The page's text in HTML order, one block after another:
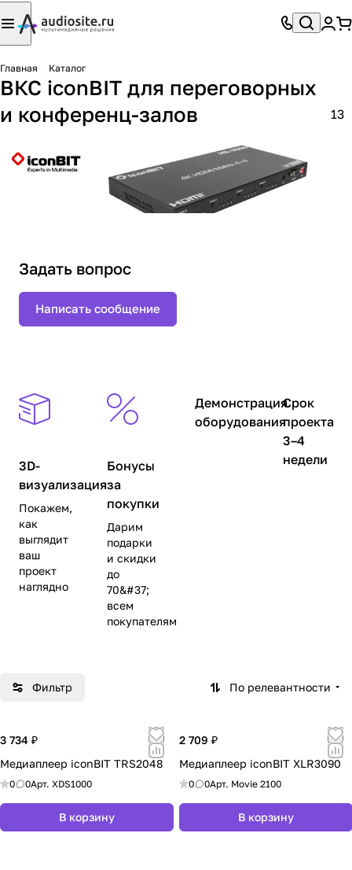
Главная Каталог
ВКС iconBIT для переговорных
и конференц-залов
13
Задать вопрос
Написать сообщение
3D-
визуализация
Покажем,
как
выглядит
ваш
проект
наглядно
Бонусы
за
покупки
Дарим
подарки
и скидки
до
70&#37;
всем
покупателям
Демонстрация
оборудования
Срок
проекта
3–4
недели
Фильтр По релевантности
3 734 ₽
Медиаплеер iconBIT TRS2048
0 0Арт. XDS1000
В корзину
2 709 ₽
Медиаплеер iconBIT XLR3090
0 0Арт. Movie 2100
В корзину